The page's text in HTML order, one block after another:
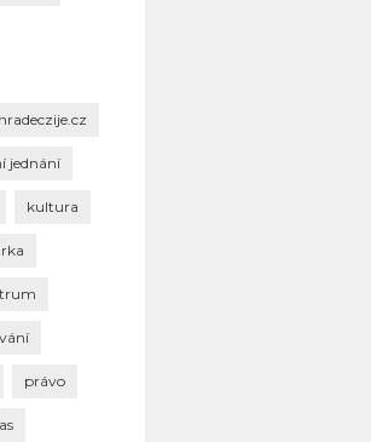
hradeczije.cz
jednání
kultura
právo